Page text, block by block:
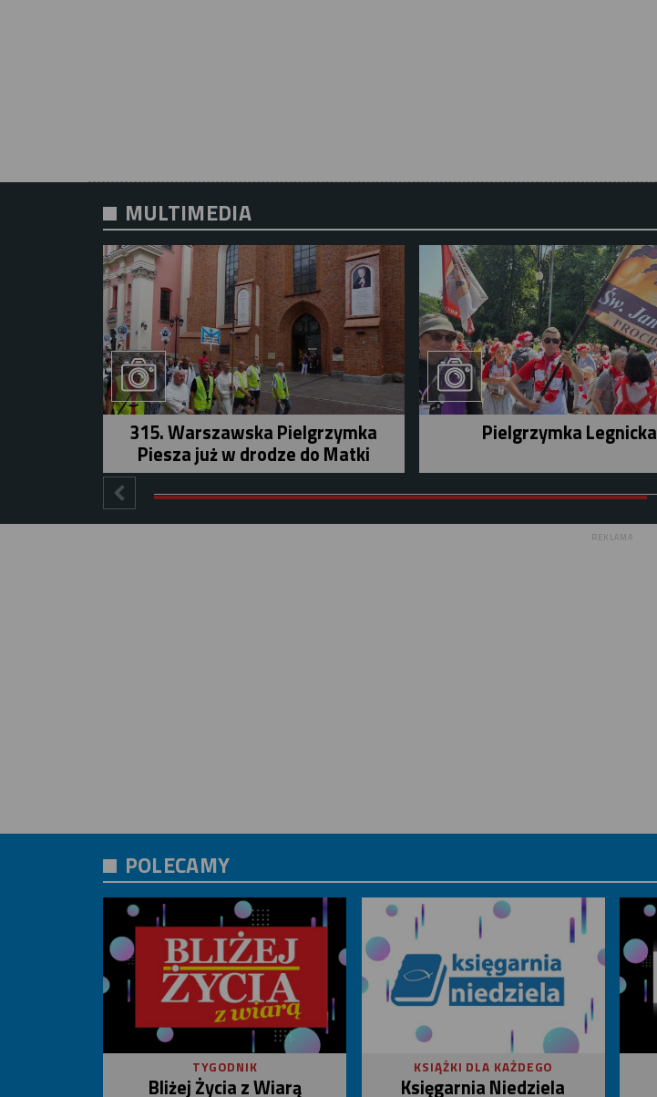
MULTIMEDIA
315. Warszawska Pielgrzymka
Piesza już w drodze do Matki
Pielgrzymka Legnicka
REKLAMA
POLECAMY
TYGODNIK
Bliżej Życia z Wiarą
KSIĄŻKI DLA KAŻDEGO
Księgarnia Niedziela